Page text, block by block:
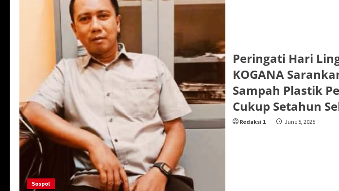
Sospol
Peringati Hari
KOGANA
Sampah Plastik
Cukup Setahun
Redaksi 1 June 5, 2025